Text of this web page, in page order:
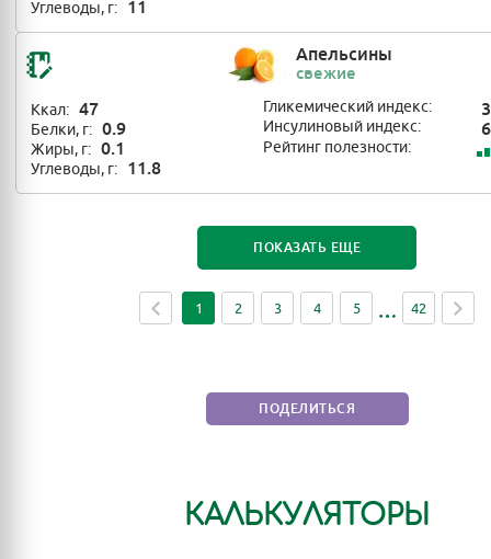
Углеводы, г: 11
Апельсины
свежие
Ккал: 47
Белки, г: 0.9
Жиры, г: 0.1
Углеводы, г: 11.8
Гликемический индекс:
Инсулиновый индекс:
Рейтинг полезности:
ПОКАЗАТЬ ЕЩЕ
1 2 3 4 5 42
ПОДЕЛИТЬСЯ
КАЛЬКУЛЯТОРЫ